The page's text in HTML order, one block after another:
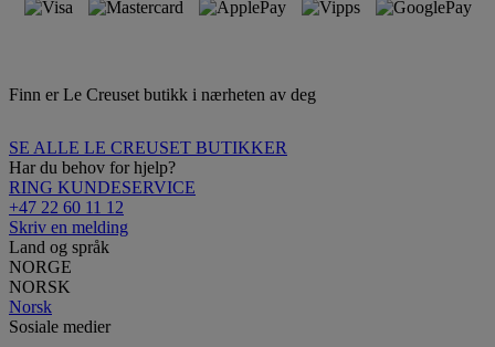
Finn er Le Creuset butikk i nærheten av deg
SE ALLE LE CREUSET BUTIKKER
Har du behov for hjelp?
RING KUNDESERVICE
+47 22 60 11 12
Skriv en melding
Land og språk
NORGE
NORSK
Norsk
Sosiale medier